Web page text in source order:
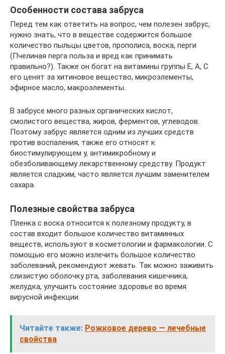
Особенности состава забруса
Перед тем как ответить на вопрос, чем полезен забрус,
нужно знать, что в веществе содержится большое
количество пыльцы цветов, прополиса, воска, перги
(Пчелиная перга польза и вред как принимать
правильно?). Также он богат на витамины группы Е, А, С
его ценят за хитиновое вещество, микроэлементы,
эфирное масло, макроэлементы.
В забрусе много разных органических кислот,
смолистого вещества, жиров, ферментов, углеводов.
Поэтому забрус является одним из лучших средств
против воспаления, также его относят к
биостимулирующем у, антимикробному и
обезболивающему лекарственному средству. Продукт
является сладким, часто является лучшим заменителем
сахара.
Полезные свойства забруса
Пленка с воска относится к полезному продукту, в
состав входит большое количество витаминных
веществ, используют в косметологии и фармакологии. С
помощью его можно излечить большое количество
заболеваний, рекомендуют жевать. Так можно заживить
слизистую оболочку рта, заболевания кишечника,
желудка, улучшить состояние здоровье во время
вирусной инфекции.
Читайте также: Рожковое дерево — лечебные
свойства